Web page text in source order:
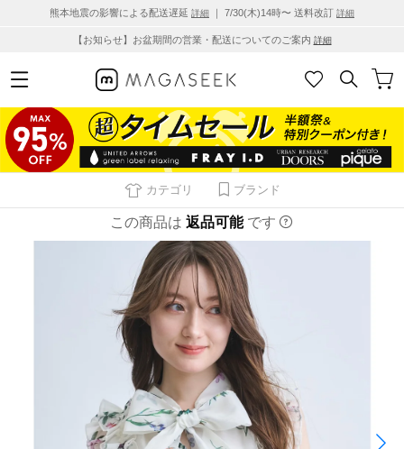
熊本地震の影響による配送遅延 詳細 ｜ 7/30(木)14時〜 送料改訂 詳細
【お知らせ】お盆期間の営業・配送についてのご案内 詳細
カテゴリ ブランド
この商品は 返品可能 です